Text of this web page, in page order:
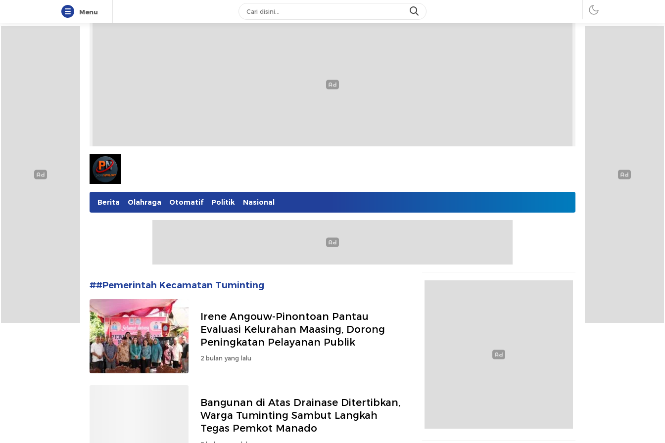
Menu
Pionnews
Berita Olahraga Otomatif Politik Nasional
##Pemerintah Kecamatan Tuminting
Irene Angouw-Pinontoan Pantau
Evaluasi Kelurahan Maasing, Dorong
Peningkatan Pelayanan Publik
2 bulan yang lalu
Bangunan di Atas Drainase Ditertibkan,
Warga Tuminting Sambut Langkah
Tegas Pemkot Manado